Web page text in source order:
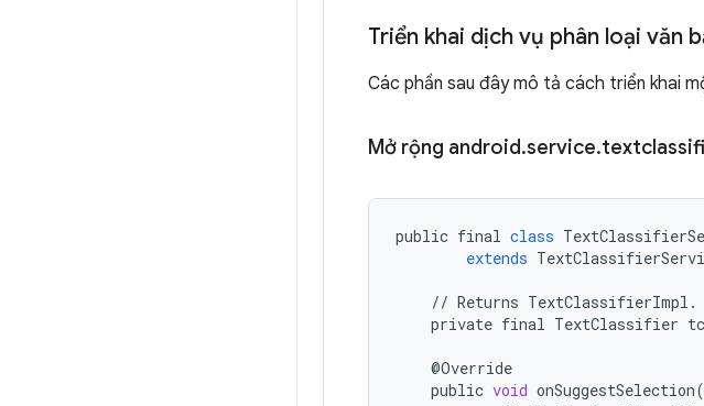
Triển khai dịch vụ phân loại văn
Các phần sau đây mô tả cách triển khai
Mở rộng android.service.
public final class
extends
// Returns TextClassifierImpl .
private final TextClassifier tc
@Override
public void onSuggestSelection(